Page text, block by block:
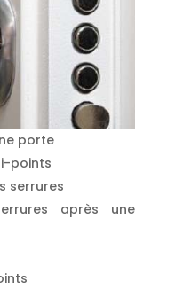
porte
points
serrures
après une